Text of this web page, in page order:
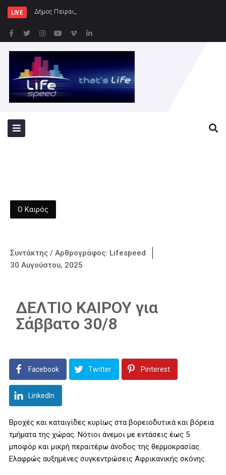
LIVE Δήμος Πειραιά : Συγκέντρωση ειδ
Ο Καιρός
Συντάκτης / Αρθρογράφος: Lifespeed
30 Αυγούστου, 2025
ΔΕΛΤΙΟ ΚΑΙΡΟΥ για
Σάββατο 30/8
Facebook Twitter Pinterest
LinkedIn
Βροχές και καταιγίδες κυρίως στα βορειοδυτικά και βόρεια
τμήματα της χώρας. Νότιοι άνεμοι με εντάσεις έως 5
μποφόρ και μικρή περαιτέρω άνοδος της θερμοκρασίας.
Ελαφρώς αυξημένες συγκεντρώσεις Αφρικανικής σκόνης.